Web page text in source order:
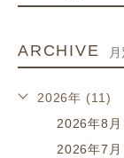
ARCHIVE
2026年 (11)
2026年8
2026年7